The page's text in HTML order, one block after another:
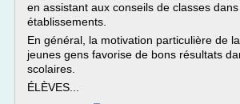
en assistant aux conseils de classes
établissements.
En général, la motivation particulière de
jeunes gens favorise de bons résultats
scolaires.
ÉLÈVES...